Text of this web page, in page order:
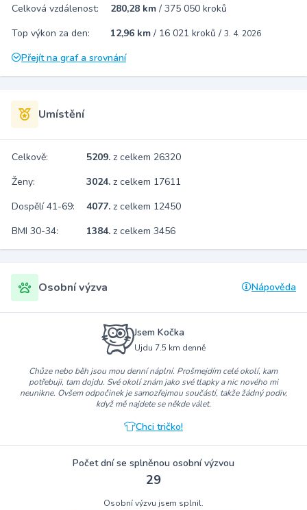
Celková vzdálenost:
280,28 km / 375 050 kroků
Top výkon za den:
12,96 km / 16 021 kroků / 3. 4. 2026
Přejít na graf a srovnání
Umístění
Celkově: 5209. z celkem 26320
Ženy:
3024. z celkem 17611
Dospělí 41-69:
4077. z celkem 12450
BMI 30-34:
1384. z celkem 3456
Osobní výzva Nápověda
Jsem Kočka
Ujdu 7.5 km denně
Chůze nebo běh jsou mou denní náplní. Prošmejdím celé okolí, kam
potřebuji, tam dojdu. Své okolí znám jako své tlapky a nic nového mi
neunikne. Ovšem odpočinek je samozřejmou součástí, takže žádný podiv,
když mě najdete se někde válet.
Chci tričko!
Počet dní se splněnou osobní výzvou
29
Osobní výzvu jsem splnil.